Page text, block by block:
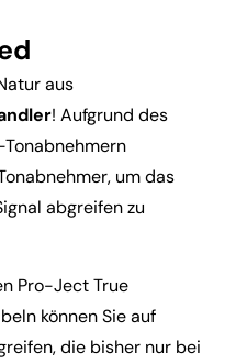
aus
! Aufgrund des
um das
abgreifen zu
Pro-Ject True
können Sie auf
die bisher nur bei